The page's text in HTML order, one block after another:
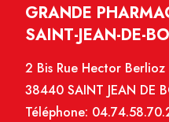
GRANDE
SAINT-JEAN-DE-
2 Bis Rue Hector Berlioz
38440 SAINT JEAN DE
Téléphone: